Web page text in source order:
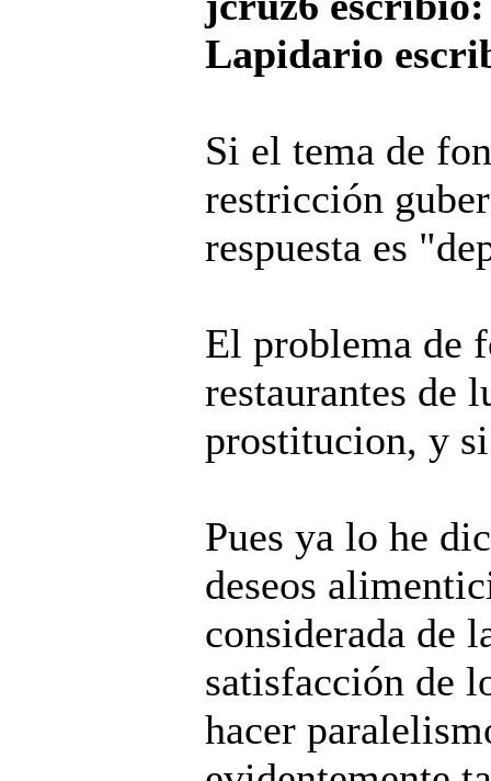
Lapidario
Si el tema de
restricción
respuesta es
El problema de
restaurantes de
prostitucion, y
Pues ya lo he
deseos
considerada de
satisfacción de
hacer